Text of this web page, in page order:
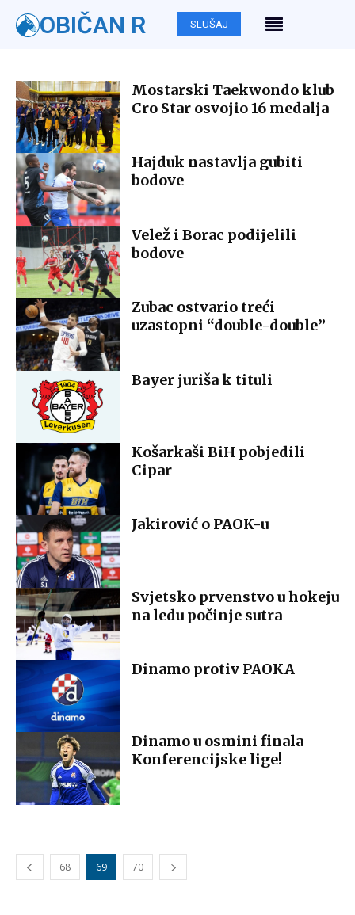
OBIČAN R SLUŠAJ
Mostarski Taekwondo klub
Cro Star osvojio 16 medalja
Hajduk nastavlja gubiti
bodove
Velež i Borac podijelili
bodove
Zubac ostvario treći
uzastopni “double-double”
Bayer juriša k tituli
Košarkaši BiH pobjedili
Cipar
Jakirović o PAOK-u
Svjetsko prvenstvo u hokeju
na ledu počinje sutra
Dinamo protiv PAOKA
Dinamo u osmini finala
Konferencijske lige!
68 69 70